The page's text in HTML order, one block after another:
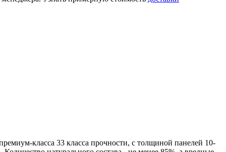
класса 33 класса прочности, с толщиной панелей 10-